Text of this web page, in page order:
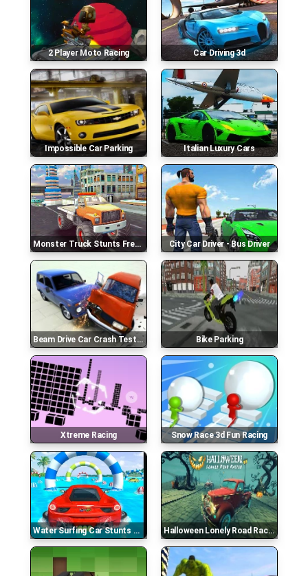
2 Player Moto Racing Car Driving 3d
Impossible Car Parking Italian Luxury Cars
Monster Truck Stunts Free Jeep Racing Games City Car Driver - Bus Driver
Beam Drive Car Crash Test Simulator Bike Parking
Xtreme Racing Snow Race 3d Fun Racing
Water Surfing Car Stunts Car Racing Game Halloween Lonely Road Racing